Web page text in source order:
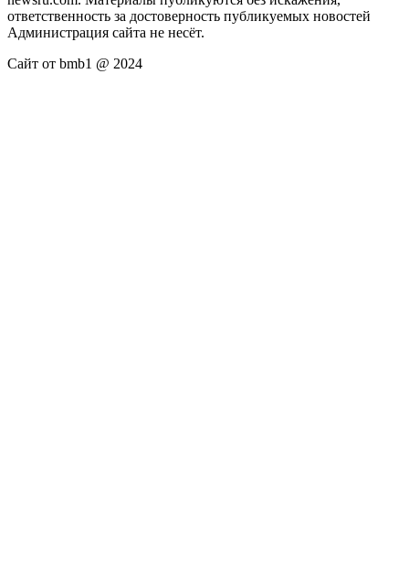
ответственность за достоверность публикуемых новостей
Администрация сайта не несёт.
Сайт от bmb1 @ 2024